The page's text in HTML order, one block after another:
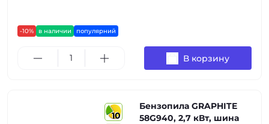
-10% в наличии популярний
В корзину
10
Бензопила GRAPHITE
58G940, 2,7 кВт, шина